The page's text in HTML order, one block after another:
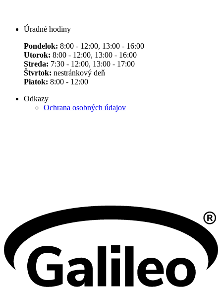
Úradné hodiny
Pondelok: 8:00 - 12:00, 13:00 - 16:00
Utorok: 8:00 - 12:00, 13:00 - 16:00
Streda: 7:30 - 12:00, 13:00 - 17:00
Štvrtok: nestránkový deň
Piatok: 8:00 - 12:00
Odkazy
Ochrana osobných údajov